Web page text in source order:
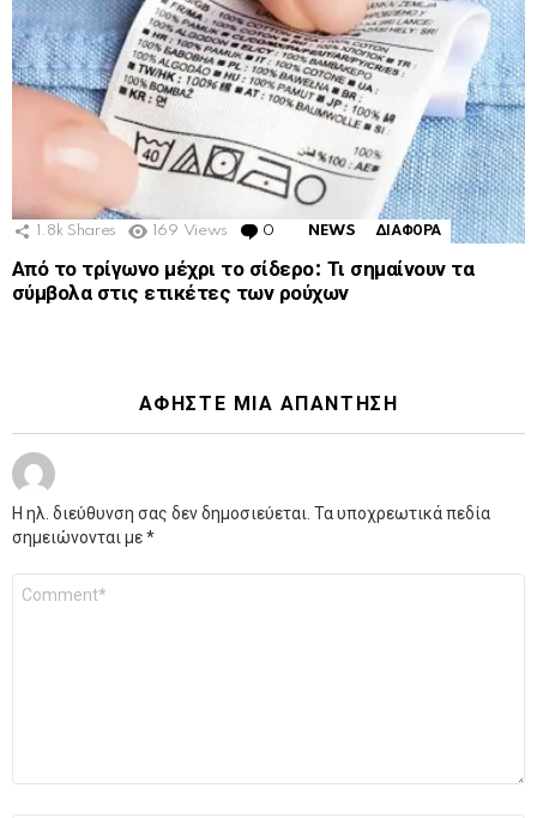
1.8k Shares 169 Views 0 Comments
NEWS ΔΙΑΦΟΡΑ
Από το τρίγωνο μέχρι το σίδερο: Τι σημαίνουν τα
σύμβολα στις ετικέτες των ρούχων
ΑΦΉΣΤΕ ΜΙΑ ΑΠΆΝΤΗΣΗ
Η ηλ. διεύθυνση σας δεν δημοσιεύεται. Τα υποχρεωτικά πεδία
σημειώνονται με*